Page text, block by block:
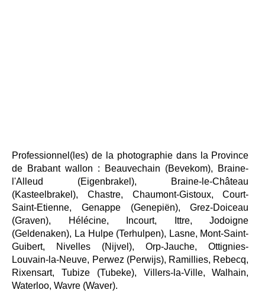
Professionnel(les) de la photographie dans la Province
de Brabant wallon : Beauvechain (Bevekom), Braine-
l'Alleud (Eigenbrakel), Braine-le-Château
(Kasteelbrakel), Chastre, Chaumont-Gistoux, Court-
Saint-Etienne, Genappe (Genepiën), Grez-Doiceau
(Graven), Hélécine, Incourt, Ittre, Jodoigne
(Geldenaken), La Hulpe (Terhulpen), Lasne, Mont-Saint-
Guibert, Nivelles (Nijvel), Orp-Jauche, Ottignies-
Louvain-la-Neuve, Perwez (Perwijs), Ramillies, Rebecq,
Rixensart, Tubize (Tubeke), Villers-la-Ville, Walhain,
Waterloo, Wavre (Waver).